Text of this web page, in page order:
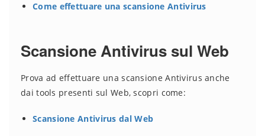
Come effettuare una scansione Antivirus
Scansione Antivirus sul Web
Prova ad effettuare una scansione Antivirus anche
dai tools presenti sul Web, scopri come:
Scansione Antivirus dal Web